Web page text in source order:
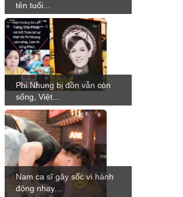
tên tuổi...
Phi Nhung bị đồn vẫn còn
sống, Việt...
Nam ca sĩ gây sốc vì hành
động nhạy...